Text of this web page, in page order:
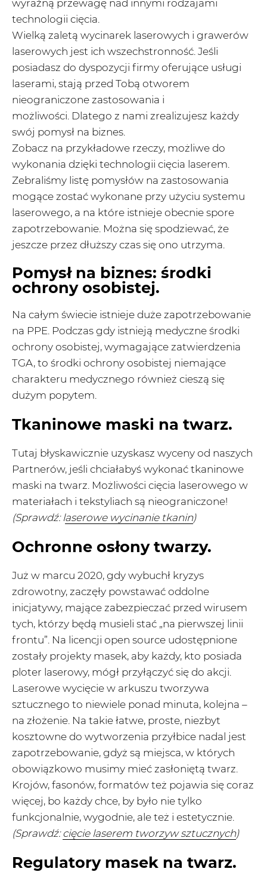
wyraźną przewagę nad innymi rodzajami
technologii cięcia.
Wielką zaletą wycinarek laserowych i grawerów
laserowych jest ich wszechstronność. Jeśli
posiadasz do dyspozycji firmy oferujące usługi
laserami, stają przed Tobą otworem
nieograniczone zastosowania i
możliwości. Dlatego z nami zrealizujesz każdy
swój pomysł na biznes.
Zobacz na przykładowe rzeczy, możliwe do
wykonania dzięki technologii cięcia laserem.
Zebraliśmy listę pomysłów na zastosowania
mogące zostać wykonane przy użyciu systemu
laserowego, a na które istnieje obecnie spore
zapotrzebowanie. Można się spodziewać, że
jeszcze przez dłuższy czas się ono utrzyma.
Pomysł na biznes: środki
ochrony osobistej.
Na całym świecie istnieje duże zapotrzebowanie
na PPE. Podczas gdy istnieją medyczne środki
ochrony osobistej, wymagające zatwierdzenia
TGA, to środki ochrony osobistej niemające
charakteru medycznego również cieszą się
dużym popytem.
Tkaninowe maski na twarz.
Tutaj błyskawicznie uzyskasz wyceny od naszych
Partnerów, jeśli chciałabyś wykonać tkaninowe
maski na twarz. Możliwości cięcia laserowego w
materiałach i tekstyliach są nieograniczone!
(Sprawdź: laserowe wycinanie tkanin)
Ochronne osłony twarzy.
Już w marcu 2020, gdy wybuchł kryzys
zdrowotny, zaczęły powstawać oddolne
inicjatywy, mające zabezpieczać przed wirusem
tych, którzy będą musieli stać „na pierwszej linii
frontu”. Na licencji open source udostępnione
zostały projekty masek, aby każdy, kto posiada
ploter laserowy, mógł przyłączyć się do akcji.
Laserowe wycięcie w arkuszu tworzywa
sztucznego to niewiele ponad minuta, kolejna –
na złożenie. Na takie łatwe, proste, niezbyt
kosztowne do wytworzenia przyłbice nadal jest
zapotrzebowanie, gdyż są miejsca, w których
obowiązkowo musimy mieć zasłoniętą twarz.
Krojów, fasonów, formatów też pojawia się coraz
więcej, bo każdy chce, by było nie tylko
funkcjonalnie, wygodnie, ale też i estetycznie.
(Sprawdź:cięcie laserem tworzyw sztucznych)
Regulatory masek na twarz.